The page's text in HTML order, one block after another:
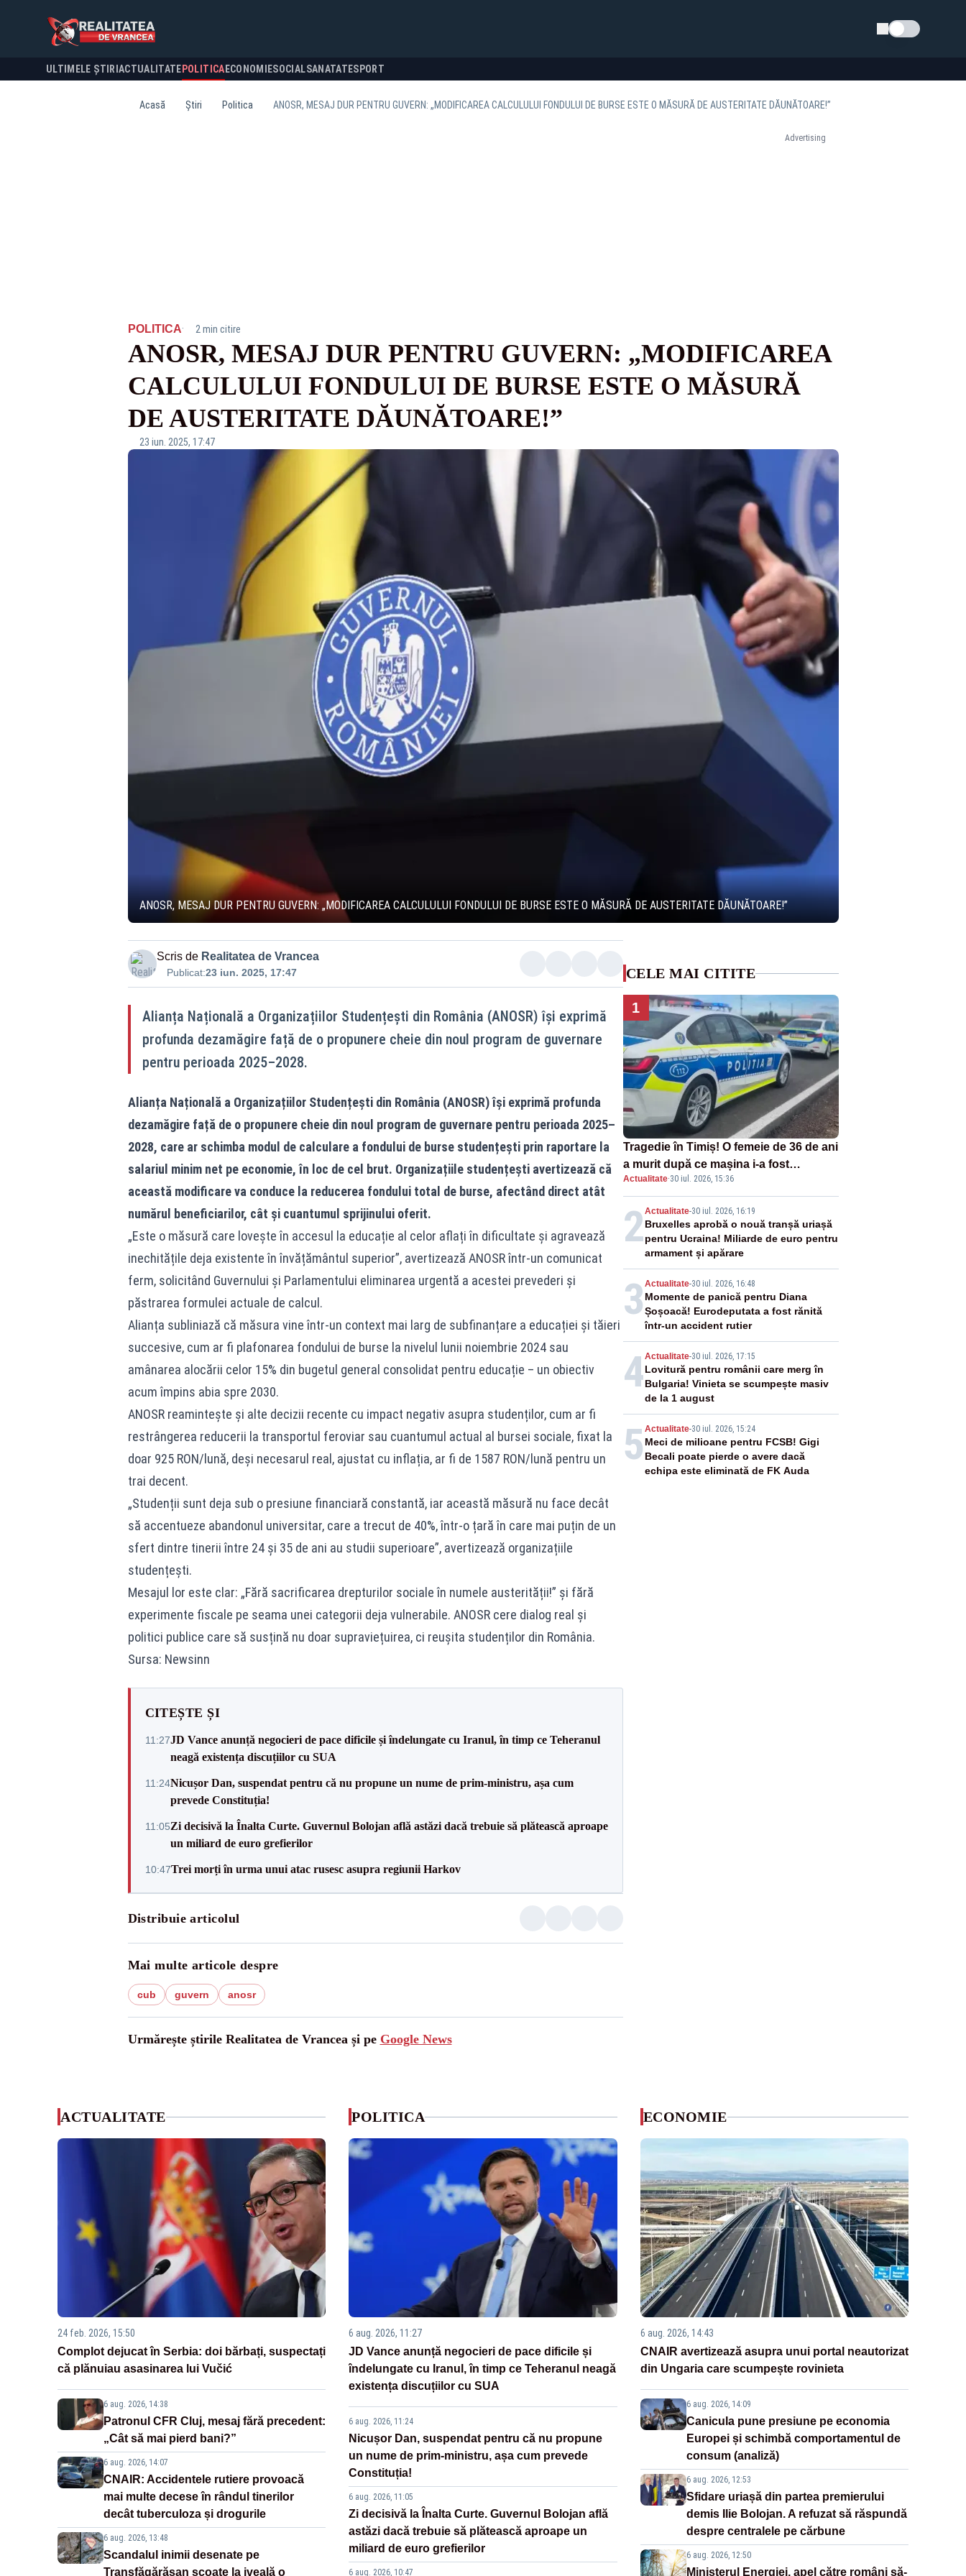
Schimba tema
ULTIMELE ȘTIRI ACTUALITATE POLITICA ECONOMIESOCIALSANATATESPORT
Acasă Știri Politica ANOSR, MESAJ DUR PENTRU GUVERN: „MODIFICAREA CALCULULUI FONDULUI DE BURSE ESTE O MĂSURĂ DE AUSTERITATE DĂUNĂTOARE!”
Advertising
POLITICA· 2 min citire
ANOSR, MESAJ DUR PENTRU GUVERN: „MODIFICAREA
CALCULULUI FONDULUI DE BURSE ESTE O MĂSURĂ
DE AUSTERITATE DĂUNĂTOARE!”
23 iun. 2025, 17:47
ANOSR, MESAJ DUR PENTRU GUVERN: „MODIFICAREA CALCULULUI FONDULUI DE BURSE ESTE O MĂSURĂ DE AUSTERITATE DĂUNĂTOARE!”
Scris de Realitatea de Vrancea
Publicat:23 iun. 2025, 17:47
Alianța Națională a Organizațiilor Studențești din România (ANOSR) își exprimă
profunda dezamăgire față de o propunere cheie din noul program de guvernare
pentru perioada 2025–2028.
Alianța Națională a Organizațiilor Studențești din România (ANOSR) își exprimă profunda
dezamăgire față de o propunere cheie din noul program de guvernare pentru perioada 2025–
2028, care ar schimba modul de calculare a fondului de burse studențești prin raportare la
salariul minim net pe economie, în loc de cel brut. Organizațiile studențești avertizează că
această modificare va conduce la reducerea fondului total de burse, afectând direct atât
numărul beneficiarilor, cât și cuantumul sprijinului oferit.
„Este o măsură care lovește în accesul la educație al celor aflați în dificultate și agravează
inechitățile deja existente în învățământul superior”, avertizează ANOSR într-un comunicat
ferm, solicitând Guvernului și Parlamentului eliminarea urgentă a acestei prevederi și
păstrarea formulei actuale de calcul.
Alianța subliniază că măsura vine într-un context mai larg de subfinanțare a educației și tăieri
succesive, cum ar fi plafonarea fondului de burse la nivelul lunii noiembrie 2024 sau
amânarea alocării celor 15% din bugetul general consolidat pentru educație – un obiectiv
acum împins abia spre 2030.
ANOSR reamintește și alte decizii recente cu impact negativ asupra studenților, cum ar fi
restrângerea reducerii la transportul feroviar sau cuantumul actual al bursei sociale, fixat la
doar 925 RON/lună, deși necesarul real, ajustat cu inflația, ar fi de 1587 RON/lună pentru un
trai decent.
„Studenții sunt deja sub o presiune financiară constantă, iar această măsură nu face decât
să accentueze abandonul universitar, care a trecut de 40%, într-o țară în care mai puțin de un
sfert dintre tinerii între 24 și 35 de ani au studii superioare”, avertizează organizațiile
studențești.
Mesajul lor este clar: „Fără sacrificarea drepturilor sociale în numele austerității!” și fără
experimente fiscale pe seama unei categorii deja vulnerabile. ANOSR cere dialog real și
politici publice care să susțină nu doar supraviețuirea, ci reușita studenților din România.
Sursa: Newsinn
CITEȘTE ȘI
11:27JD Vance anunță negocieri de pace dificile și îndelungate cu Iranul, în timp ce Teheranul
neagă existența discuțiilor cu SUA
11:24Nicușor Dan, suspendat pentru că nu propune un nume de prim-ministru, așa cum
prevede Constituția!
11:05Zi decisivă la Înalta Curte. Guvernul Bolojan află astăzi dacă trebuie să plătească aproape
un miliard de euro grefierilor
10:47Trei morți în urma unui atac rusesc asupra regiunii Harkov
Distribuie articolul
Mai multe articole despre
cub guvern anosr
Urmărește știrile Realitatea de Vrancea și pe Google News
CELE MAI CITITE
1
Tragedie în Timiș! O femeie de 36 de ani
a murit după ce mașina i-a fost
spulberată de tren
Actualitate·30 iul. 2026, 15:36
2Actualitate-30 iul. 2026, 16:19
Bruxelles aprobă o nouă tranșă uriașă
pentru Ucraina! Miliarde de euro pentru
armament și apărare
3 Actualitate-30 iul. 2026, 16:48
Momente de panică pentru Diana
Șoșoacă! Eurodeputata a fost rănită
într-un accident rutier
4Actualitate-30 iul. 2026, 17:15
Lovitură pentru românii care merg în
Bulgaria! Vinieta se scumpește masiv
de la 1 august
5 Actualitate-30 iul. 2026, 15:24
Meci de milioane pentru FCSB! Gigi
Becali poate pierde o avere dacă
echipa este eliminată de FK Auda
ACTUALITATE
24 feb. 2026, 15:50
Complot dejucat în Serbia: doi bărbați, suspectați
că plănuiau asasinarea lui Vučić
6 aug. 2026, 14:38
Patronul CFR Cluj, mesaj fără precedent:
„Cât să mai pierd bani?”
6 aug. 2026, 14:07
CNAIR: Accidentele rutiere provoacă
mai multe decese în rândul tinerilor
decât tuberculoza și drogurile
6 aug. 2026, 13:48
Scandalul inimii desenate pe
Transfăgărășan scoate la iveală o
POLITICA
6 aug. 2026, 11:27
JD Vance anunță negocieri de pace dificile și
îndelungate cu Iranul, în timp ce Teheranul neagă
existența discuțiilor cu SUA
6 aug. 2026, 11:24
Nicușor Dan, suspendat pentru că nu propune
un nume de prim-ministru, așa cum prevede
Constituția!
6 aug. 2026, 11:05
Zi decisivă la Înalta Curte. Guvernul Bolojan află
astăzi dacă trebuie să plătească aproape un
miliard de euro grefierilor
6 aug. 2026, 10:47
ECONOMIE
6 aug. 2026, 14:43
CNAIR avertizează asupra unui portal neautorizat
din Ungaria care scumpește rovinieta
6 aug. 2026, 14:09
Canicula pune presiune pe economia
Europei și schimbă comportamentul de
consum (analiză)
6 aug. 2026, 12:53
Sfidare uriașă din partea premierului
demis Ilie Bolojan. A refuzat să răspundă
despre centralele pe cărbune
6 aug. 2026, 12:50
Ministerul Energiei, apel către români să-